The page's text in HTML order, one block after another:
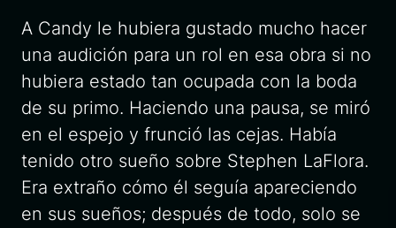
A Candy le hubiera gustado mucho hacer
una audición para un rol en esa obra si no
hubiera estado tan ocupada con la boda
de su primo. Haciendo una pausa, se miró
en el espejo y frunció las cejas. Había
tenido otro sueño sobre Stephen LaFlora.
Era extraño cómo él seguía apareciendo
en sus sueños; después de todo, solo se